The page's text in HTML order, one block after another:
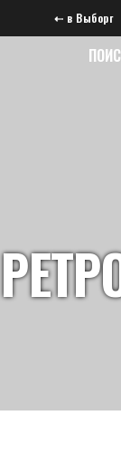
⇠ в Выборг